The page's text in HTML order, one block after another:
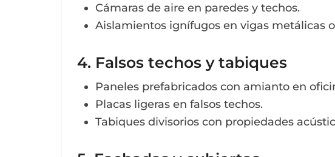
Cámaras de aire en paredes y techos.
Aislamientos ignífugos en vigas metálicas
4. Falsos techos y tabiques
Paneles prefabricados con amianto en
Placas ligeras en falsos techos.
Tabiques divisorios con propiedades